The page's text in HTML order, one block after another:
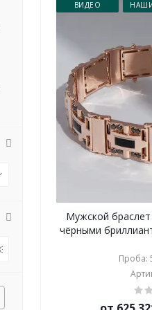
ВИДЕО
Мужской браслет
чёрными
Проба: